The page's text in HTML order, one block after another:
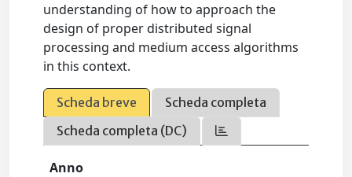
understanding of how to approach the
design of proper distributed signal
processing and medium access algorithms
in this context.
Scheda breve
Scheda completa
Scheda completa (DC)
Anno